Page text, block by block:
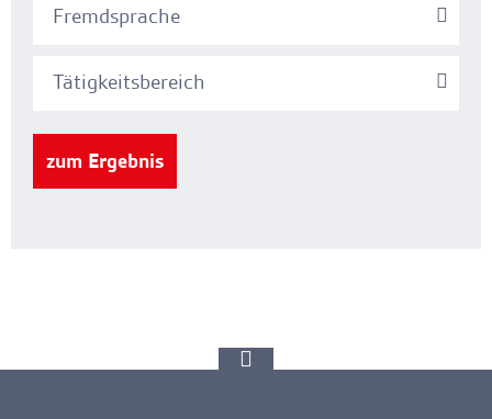
Fremdsprache
Tätigkeitsbereich
zum Ergebnis
zur